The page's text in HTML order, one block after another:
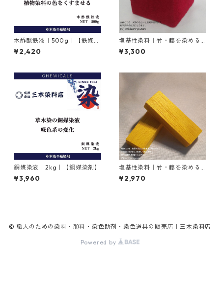
木酢酸鉄液｜500g｜【鉄媒染
剤】
¥2,420
塩基性染料｜竹・籐を染める
｜100g｜塩基性レット（赤色
系）
¥3,300
銅媒染液｜2kg｜【銅媒染剤】
¥3,960
塩基性染料｜竹・籐を染める
｜100g｜塩基性エロー（液体
タイプ、黄色）
¥2,970
© 職人のための染料・顔料・染色助剤・染色道具の販売店｜三木染料店
Powered by